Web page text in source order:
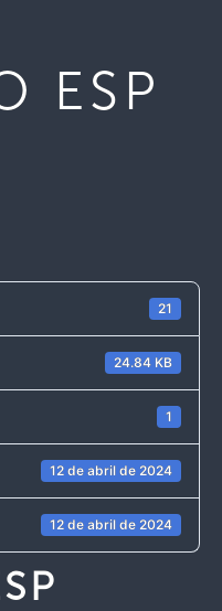
ESP
21
24.84 KB
1
12 de abril de 2024
12 de abril de 2024